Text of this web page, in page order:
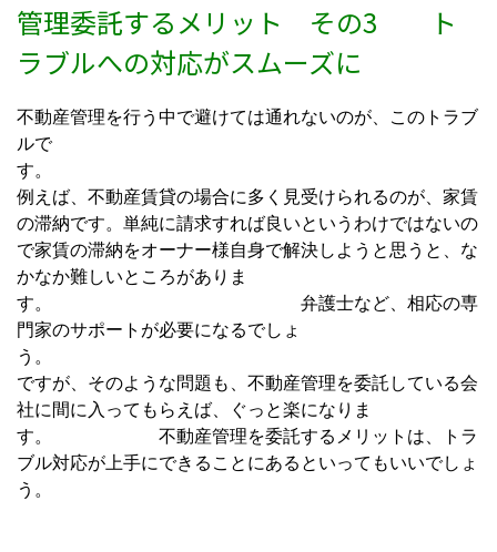
管理委託するメリット その3 ト
ラブルへの対応がスムーズに
不動産管理を行う中で避けては通れないのが、このトラブ
ルで
す。
例えば、不動産賃貸の場合に多く見受けられるのが、家賃
の滞納です。単純に請求すれば良いというわけではないの
で家賃の滞納をオーナー様自身で解決しようと思うと、な
かなか難しいところがありま
す。 弁護士など、相応の専
門家のサポートが必要になるでしょ
う
ですが、そのような問題も、不動産管理を委託している会
社に間に入ってもらえば、ぐっと楽になりま
す。 不動産管理を委託するメリットは、トラ
ブル対応が上手にできることにあるといってもいいでしょ
う。